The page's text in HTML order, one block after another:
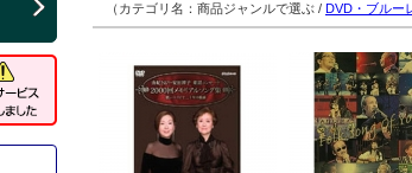
（カテゴリ名：商品ジャンルで選ぶ / DVD・ブルー